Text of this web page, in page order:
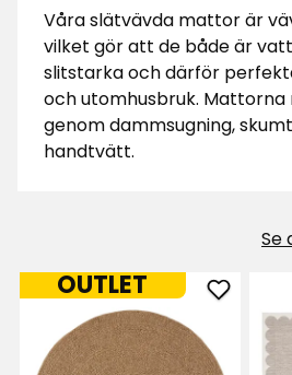
Våra slätvävda mattor är
vilket gör att de både är
slitstarka och därför
och utomhusbruk. Mattorna
genom dammsugning,
handtvätt.
Se
OUTLET
Lägg
Matta